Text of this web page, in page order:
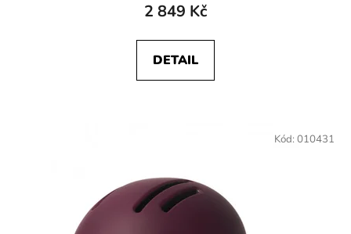
2 849 Kč
DETAIL
Kód: 010431